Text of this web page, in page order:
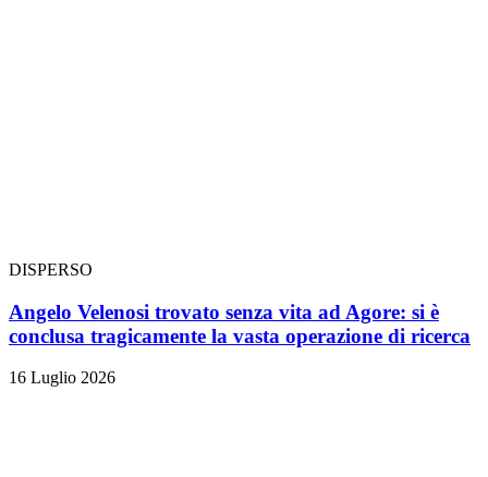
DISPERSO
Angelo Velenosi trovato senza vita ad Agore: si è
conclusa tragicamente la vasta operazione di ricerca
16 Luglio 2026